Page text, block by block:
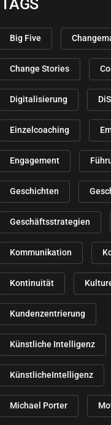
TAGS
Big Five
Change Stories
Digitalisierung
Einzelcoaching
Engagement
Geschichten
Geschäftsstrategien
Kommunikation
Kontinuität
Kundenzentrierung
Künstliche Intelligenz
KünstlicheIntelligenz
Michael Porter